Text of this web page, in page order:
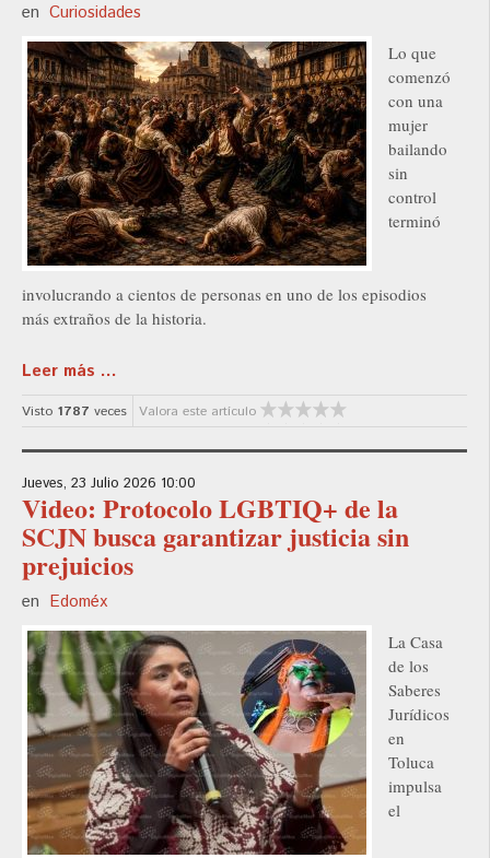
en Curiosidades
Lo que
comenzó
con una
mujer
bailando
sin
control
terminó
involucrando a cientos de personas en uno de los episodios
más extraños de la historia.
Leer más ...
Visto 1787 veces Valora este artículo
Jueves, 23 Julio 2026 10:00
Video: Protocolo LGBTIQ+ de la
SCJN busca garantizar justicia sin
prejuicios
en Edoméx
La Casa
de los
Saberes
Jurídicos
en
Toluca
impulsa
el